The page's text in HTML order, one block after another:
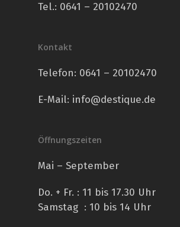
Tel.: 0641 – 20102470
Kontakt
Telefon: 0641 – 20102470
E-Mail: info@destique.de
Öffnungszeiten
Mai – September
Do. + Fr. : 11 bis 17.30 Uhr
Samstag : 10 bis 14 Uhr